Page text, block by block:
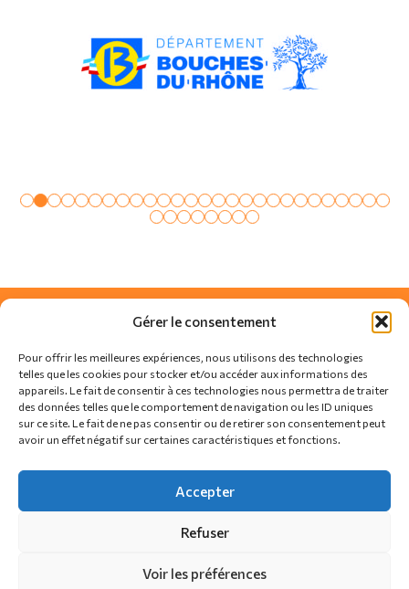
Gérer le consentement
Pour offrir les meilleures expériences, nous utilisons des technologies
telles que les cookies pour stocker et/ou accéder aux informations des
appareils. Le fait de consentir à ces technologies nous permettra de traiter
des données telles que le comportement de navigation ou les ID uniques
sur ce site. Le fait de ne pas consentir ou de retirer son consentement peut
avoir un effet négatif sur certaines caractéristiques et fonctions.
Accepter
Refuser
Voir les préférences
Règlement
Politique de confidentialité
SUIVEZ-NOUS SUR